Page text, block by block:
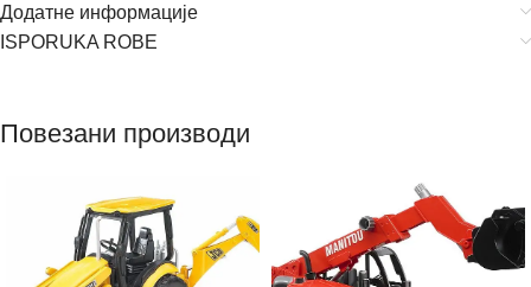
Додатне информације
ISPORUKA ROBE
Повезани производи